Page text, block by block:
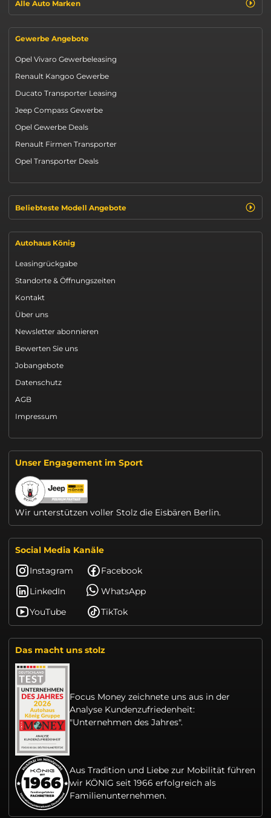
Alle Auto Marken
Gewerbe Angebote
Opel Vivaro Gewerbeleasing
Renault Kangoo Gewerbe
Ducato Transporter Leasing
Jeep Compass Gewerbe
Opel Gewerbe Deals
Renault Firmen Transporter
Opel Transporter Deals
Beliebteste Modell Angebote
Autohaus König
Leasingrückgabe
Standorte & Öffnungszeiten
Kontakt
Über uns
Newsletter abonnieren
Bewerten Sie uns
Jobangebote
Datenschutz
AGB
Impressum
Unser Engagement im Sport
Wir unterstützen voller Stolz die Eisbären Berlin.
Social Media Kanäle
Instagram
Facebook
LinkedIn
WhatsApp
YouTube
TikTok
Das macht uns stolz
Focus Money zeichnete uns aus in der
Analyse Kundenzufriedenheit:
"Unternehmen des Jahres".
Aus Tradition und Liebe zur Mobilität führen
wir KÖNIG seit 1966 erfolgreich als
Familienunternehmen.